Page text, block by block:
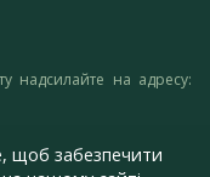
надсилайте на адресу:
щоб забезпечити